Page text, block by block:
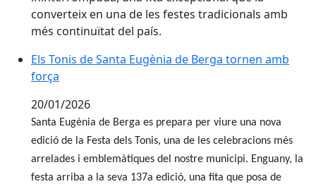
converteix en una de les festes tradicionals amb
més continuïtat del país.
Els Tonis de Santa Eugènia de Berga tornen amb
Els Tonis de Santa Eugènia de Berga tornen amb
força
20/01/2026
Santa Eugènia de Berga es prepara per viure una nova
edició de la Festa dels Tonis, una de les celebracions més
arrelades i emblemàtiques del nostre municipi. Enguany, la
festa arriba a la seva 137a edició, una fita que posa de